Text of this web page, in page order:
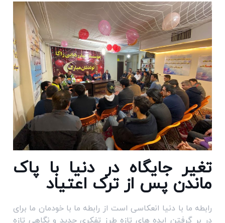
تغیر جایگاه در دنیا با پاک
ماندن پس از ترک اعتیاد
رابطه ما با دنیا انعکاسی است از رابطه ما با خودمان ما برای
در بر گرفتن ایده های تازه طرز تفکری جدید و نگاهی تازه